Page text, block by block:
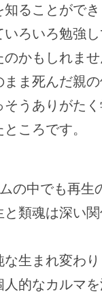
ることがで
いろいろ勉強
のかもしれま
まま死んだ親
そうありがた
ころです。
の中でも再生
類魂は深い
生まれ変わ
的なカルマ